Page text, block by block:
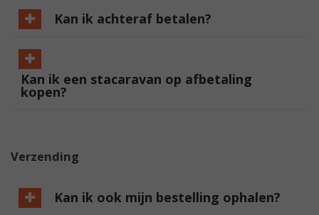
Kan ik achteraf betalen?
Kan ik een stacaravan op afbetaling
kopen?
Verzending
Kan ik ook mijn bestelling ophalen?